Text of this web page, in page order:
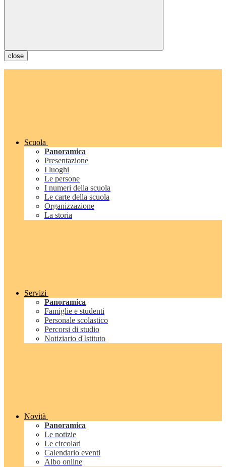
close
Scuola
Panoramica
Presentazione
I luoghi
Le persone
I numeri della scuola
Le carte della scuola
Organizzazione
La storia
Servizi
Panoramica
Famiglie e studenti
Personale scolastico
Percorsi di studio
Notiziario d'Istituto
Novità
Panoramica
Le notizie
Le circolari
Calendario eventi
Albo online